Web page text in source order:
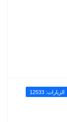
الزيارات: 12533